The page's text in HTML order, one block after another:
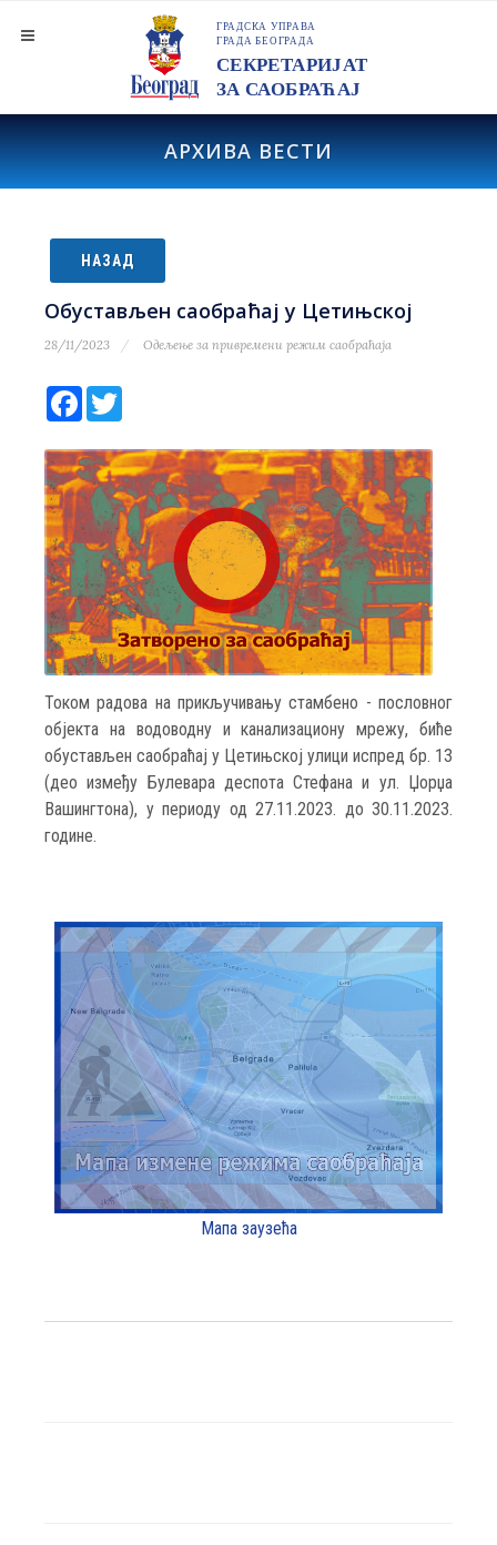
АРХИВА ВЕСТИ
НАЗАД
Обустављен саобраћај у Цетињској
28/11/2023 Одељење за привремени режим саобраћаја
Facebook
Током радова на прикључивању стамбено - пословног
објекта на водоводну и канализациону мрежу, биће
обустављен саобраћај у Цетињској улици испред бр. 13
(део између Булевара деспота Стефана и ул. Џорџа
Вашингтона), у периоду од 27.11.2023. до 30.11.2023.
године.
Мапа заузећа